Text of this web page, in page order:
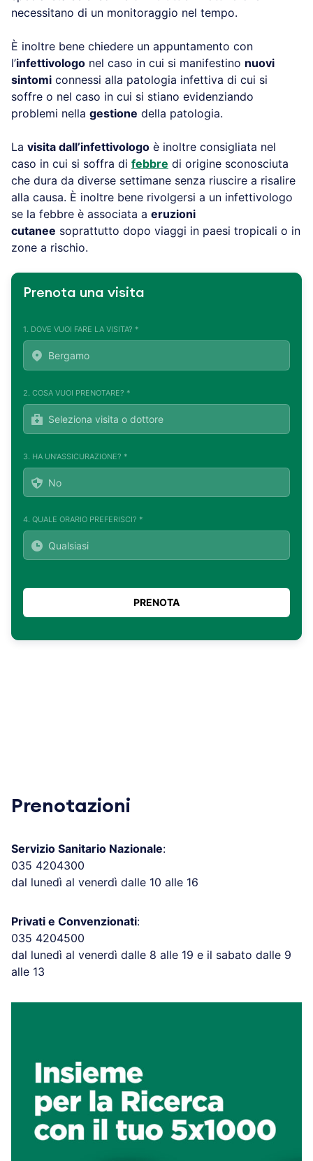
necessitano di un monitoraggio nel tempo.
È inoltre bene chiedere un appuntamento con
l’infettivologo nel caso in cui si manifestino nuovi
sintomi connessi alla patologia infettiva di cui si
soffre o nel caso in cui si stiano evidenziando
problemi nella gestione della patologia.
La visita dall’infettivologo è inoltre consigliata nel
caso in cui si soffra di febbre di origine sconosciuta
che dura da diverse settimane senza riuscire a risalire
alla causa. È inoltre bene rivolgersi a un infettivologo
se la febbre è associata a eruzioni
cutanee soprattutto dopo viaggi in paesi tropicali o in
zone a rischio.
Prenota una visita
1. DOVE VUOI FARE LA VISITA? *
2. COSA VUOI PRENOTARE? *
3. HA UN'ASSICURAZIONE? *
4. QUALE ORARIO PREFERISCI? *
Prenotazioni
Servizio Sanitario Nazionale:
035 4204300
dal lunedì al venerdì dalle 10 alle 16
Privati e Convenzionati:
035 4204500
dal lunedì al venerdì dalle 8 alle 19 e il sabato dalle 9
alle 13